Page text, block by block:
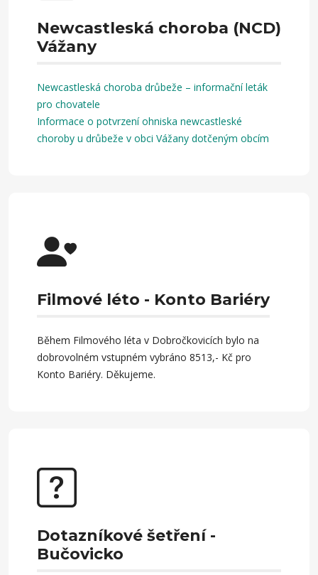
Newcastleská choroba (NCD)
Vážany
Newcastleská choroba drůbeže – informační leták
pro chovatele
Informace o potvrzení ohniska newcastleské
choroby u drůbeže v obci Vážany dotčeným obcím
Filmové léto - Konto Bariéry
Během Filmového léta v Dobročkovicích bylo na
dobrovolném vstupném vybráno 8513,- Kč pro
Konto Bariéry. Děkujeme.
Dotazníkové šetření -
Bučovicko